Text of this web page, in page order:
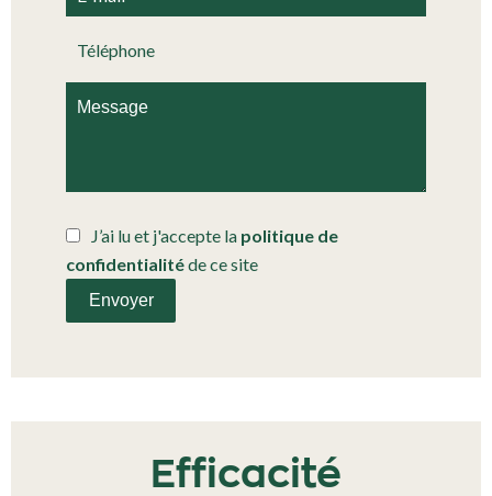
J’ai lu et j'accepte la politique de
confidentialitéde ce site
Envoyer
Efficacité